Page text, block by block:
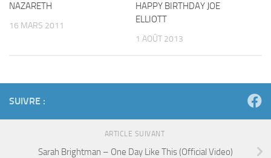
NAZARETH
16 MARS 2011
HAPPY BIRTHDAY JOE
ELLIOTT
1 AOÛT 2013
SUIVRE :
ARTICLE SUIVANT
Sarah Brightman – One Day Like This (Official Video)